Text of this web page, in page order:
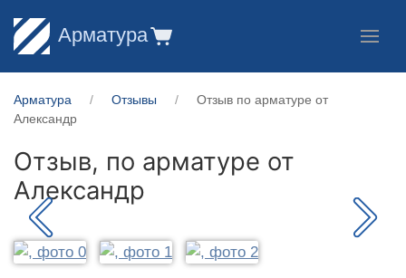
Арматура
Арматура Отзывы
Отзыв по арматуре от
Александр
Отзыв, по арматуре от
Александр